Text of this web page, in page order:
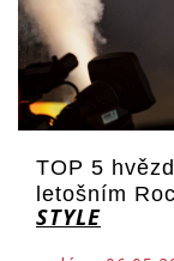
TOP 5
letošním
STYLE